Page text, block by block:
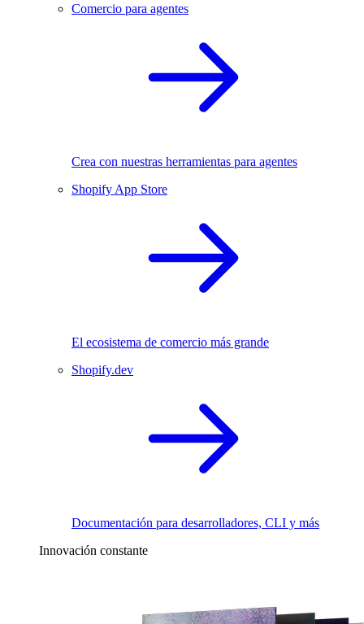
Comercio para agentes
Crea con nuestras herramientas para agentes
Shopify App Store
El ecosistema de comercio más grande
Shopify.dev
Documentación para desarrolladores, CLI y más
Innovación constante